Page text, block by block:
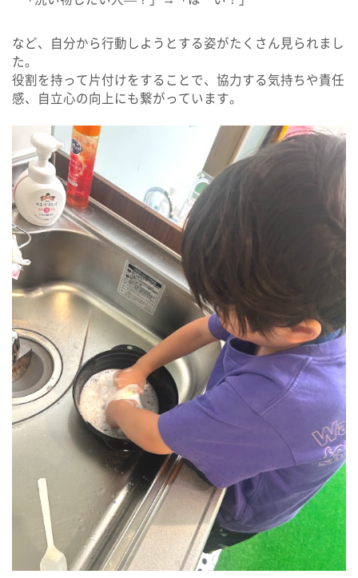
など、自分から行動しようとする姿がたくさん見られまし
た。
役割を持って片付けをすることで、協力する気持ちや責任
感、自立心の向上にも繋がっています。